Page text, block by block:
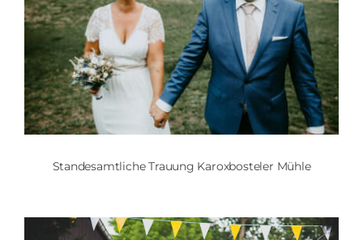
Standesamtliche Trauung Karoxbosteler Mühle